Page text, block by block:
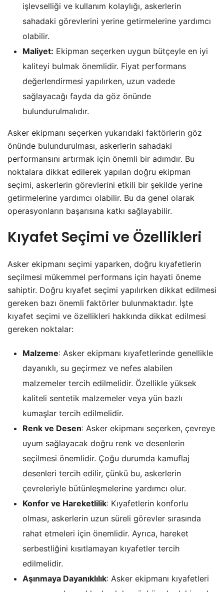
işlevselliği ve kullanım kolaylığı, askerlerin
sahadaki görevlerini yerine getirmelerine yardımcı
olabilir.
Maliyet: Ekipman seçerken uygun bütçeyle en iyi
kaliteyi bulmak önemlidir. Fiyat performans
değerlendirmesi yapılırken, uzun vadede
sağlayacağı fayda da göz önünde
bulundurulmalıdır.
Asker ekipmanı seçerken yukarıdaki faktörlerin göz
önünde bulundurulması, askerlerin sahadaki
performansını artırmak için önemli bir adımdır. Bu
noktalara dikkat edilerek yapılan doğru ekipman
seçimi, askerlerin görevlerini etkili bir şekilde yerine
getirmelerine yardımcı olabilir. Bu da genel olarak
operasyonların başarısına katkı sağlayabilir.
Kıyafet Seçimi ve Özellikleri
Asker ekipmanı seçimi yaparken, doğru kıyafetlerin
seçilmesi mükemmel performans için hayati öneme
sahiptir. Doğru kıyafet seçimi yapılırken dikkat edilmesi
gereken bazı önemli faktörler bulunmaktadır. İşte
kıyafet seçimi ve özellikleri hakkında dikkat edilmesi
gereken noktalar:
Malzeme: Asker ekipmanı kıyafetlerinde genellikle
dayanıklı, su geçirmez ve nefes alabilen
malzemeler tercih edilmelidir. Özellikle yüksek
kaliteli sentetik malzemeler veya yün bazlı
kumaşlar tercih edilmelidir.
Renk ve Desen: Asker ekipmanı seçerken, çevreye
uyum sağlayacak doğru renk ve desenlerin
seçilmesi önemlidir. Çoğu durumda kamuflaj
desenleri tercih edilir, çünkü bu, askerlerin
çevreleriyle bütünleşmelerine yardımcı olur.
Konfor ve Hareketlilik: Kıyafetlerin konforlu
olması, askerlerin uzun süreli görevler sırasında
rahat etmeleri için önemlidir. Ayrıca, hareket
serbestliğini kısıtlamayan kıyafetler tercih
edilmelidir.
Aşınmaya Dayanıklılık: Asker ekipmanı kıyafetleri